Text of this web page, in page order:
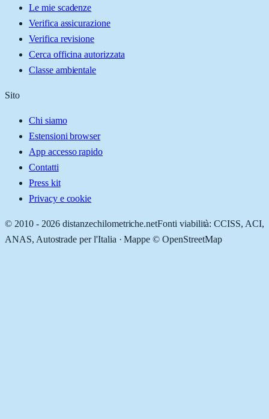
Le mie scadenze
Verifica assicurazione
Verifica revisione
Cerca officina autorizzata
Classe ambientale
Sito
Chi siamo
Estensioni browser
App accesso rapido
Contatti
Press kit
Privacy e cookie
© 2010 - 2026 distanzechilometriche.netFonti viabilità: CCISS, ACI,
ANAS, Autostrade per l'Italia · Mappe © OpenStreetMap